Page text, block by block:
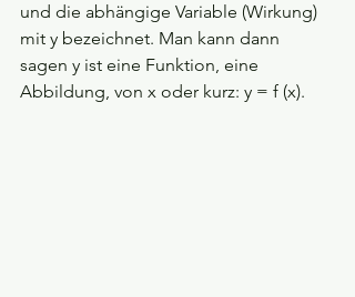
und die abhängige Variable (Wirkung)
mit y bezeichnet. Man kann dann
sagen y ist eine Funktion, eine
Abbildung, von x oder kurz: y = f (x).